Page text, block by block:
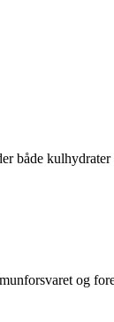
både
og